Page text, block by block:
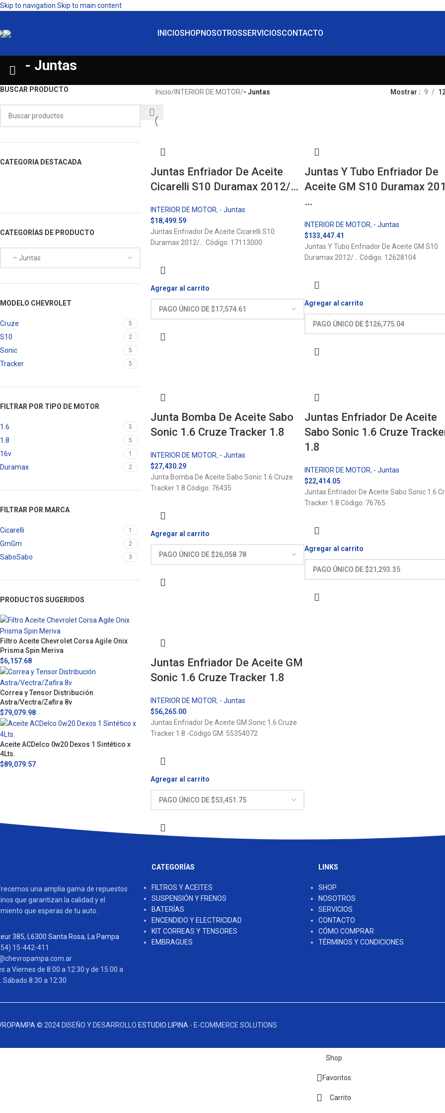
Skip to navigation Skip to main content
INICIOSHOPNOSOTROSSERVICIOSCONTACTO
- Juntas
BUSCAR PRODUCTO
CATEGORIA DESTACADA
CATEGORÍAS DE PRODUCTO
MODELO CHEVROLET
Cruze 5
S10 2
Sonic 5
Tracker 5
FILTRAR POR TIPO DE MOTOR
1.6 5
1.8 5
16v 1
Duramax 2
FILTRAR POR MARCA
Cicarelli 1
GmGm 2
SaboSabo 3
PRODUCTOS SUGERIDOS
Filtro Aceite Chevrolet Corsa Agile Onix
Prisma Spin Meriva
$6,157.68
Correa y Tensor Distribución
Astra/Vectra/Zafira 8v
$79,079.98
Aceite ACDelco 0w20 Dexos 1 Sintético x
4Lts.
$89,079.57
Inicio/INTERIOR DE MOTOR/- Juntas Mostrar 9
Juntas Enfriador De Aceite
Cicarelli S10 Duramax 2012/…
INTERIOR DE MOTOR, - Juntas
$18,499.59
Juntas Enfriador De Aceite Cicarelli S10
Duramax 2012/… Código: 17113000
Agregar al carrito
Juntas Y Tubo Enfriador De
Aceite GM S10 Duramax
…
INTERIOR DE MOTOR, - Juntas
$133,447.41
Juntas Y Tubo Enfriador De Aceite GM S10
Duramax 2012/… Código: 12628104
Agregar al carrito
Junta Bomba De Aceite Sabo
Sonic 1.6 Cruze Tracker 1.8
INTERIOR DE MOTOR, - Juntas
$27,430.29
Junta Bomba De Aceite Sabo Sonic 1.6 Cruze
Tracker 1.8 Código: 76435
Agregar al carrito
Juntas Enfriador De Aceite
Sabo Sonic 1.6 Cruze
1.8
INTERIOR DE MOTOR, - Juntas
$22,414.05
Juntas Enfriador De Aceite Sabo Sonic 1.6
Tracker 1.8 Código: 76765
Agregar al carrito
Juntas Enfriador De Aceite GM
Sonic 1.6 Cruze Tracker 1.8
INTERIOR DE MOTOR, - Juntas
$56,265.00
Juntas Enfriador De Aceite GM Sonic 1.6 Cruze
Tracker 1.8 -Código GM: 55354072
Agregar al carrito
una amplia gama de repuestos
que garantizan la calidad y el
que esperas de tu auto.
385, L6300 Santa Rosa, La Pampa
15-442-411
a Viernes de 8:00 a 12:30 y de 15:00 a
Sábado 8:30 a 12:30
CATEGORÍAS
FILTROS Y ACEITES
SUSPENSIÓN Y FRENOS
BATERÍAS
ENCENDIDO Y ELECTRICIDAD
KIT CORREAS Y TENSORES
EMBRAGUES
LINKS
SHOP
NOSOTROS
SERVICIOS
CONTACTO
CÓMO COMPRAR
TÉRMINOS Y CONDICIONES
© 2024 DISEÑO Y DESARROLLO ESTUDIO LIPINA - E-COMMERCE SOLUTIONS
Shop
Favoritos
Carrito